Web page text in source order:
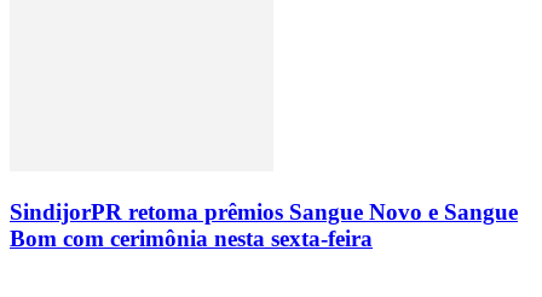
SindijorPR retoma prêmios Sangue Novo e Sangue
Bom com cerimônia nesta sexta-feira